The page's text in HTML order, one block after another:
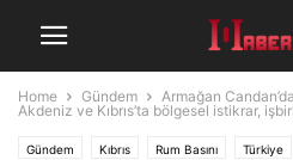
Home Gündem
Armağan
Akdeniz ve Kıbrıs’ta bölgesel istikrar,
Gündem Kıbrıs Rum Basını Türkiye